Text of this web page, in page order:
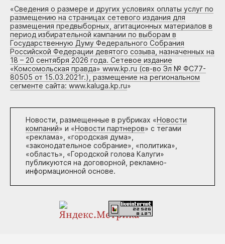
«Сведения о размере и других условиях оплаты услуг по
размещению на страницах сетевого издания для
размещения предвыборных, агитационных материалов в
период избирательной кампании по выборам в
Государственную Думу Федерального Собрания
Российской Федерации девятого созыва, назначенных на
18 – 20 сентября 2026 года. Сетевое издание
«Комсомольская правда» www.kp.ru (св-во Эл № ФС77-
80505 от 15.03.2021г.), размещение на региональном
сегменте сайта: www.kaluga.kp.ru»
Новости, размещенные в рубриках «Новости
компаний» и «Новости партнеров» с тегами
«реклама», «городская дума»,
«законодательное собрание», «политика»,
«область», «Городской голова Калуги»
публикуются на договорной, рекламно-
информационной основе.